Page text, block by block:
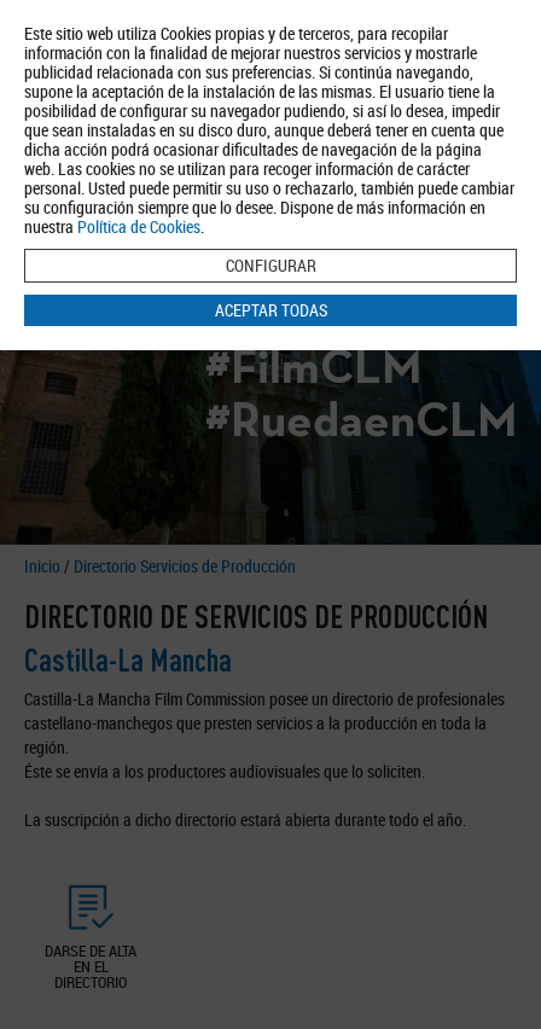
Este sitio web utiliza Cookies propias y de terceros, para recopilar
información con la finalidad de mejorar nuestros servicios y mostrarle
publicidad relacionada con sus preferencias. Si continúa navegando,
supone la aceptación de la instalación de las mismas. El usuario tiene la
posibilidad de configurar su navegador pudiendo, si así lo desea, impedir
que sean instaladas en su disco duro, aunque deberá tener en cuenta que
dicha acción podrá ocasionar dificultades de navegación de la página
web. Las cookies no se utilizan para recoger información de carácter
personal. Usted puede permitir su uso o rechazarlo, también puede cambiar
su configuración siempre que lo desee. Dispone de más información en
nuestra Política de Cookies.
CONFIGURAR
ACEPTAR TODAS
Quiénes somos Turismo Política de Privacidad Aviso Legal
Política de Cookies
BUSCAR
#FilmCLM
#RuedaenCLM
Inicio / Directorio Servicios de Producción
DIRECTORIO DE SERVICIOS DE PRODUCCIÓN
Castilla-La Mancha
Castilla-La Mancha Film Commission posee un directorio de profesionales
castellano-manchegos que presten servicios a la producción en toda la
región.
Éste se envía a los productores audiovisuales que lo soliciten.
La suscripción a dicho directorio estará abierta durante todo el año.
DARSE DE ALTA
EN EL
DIRECTORIO